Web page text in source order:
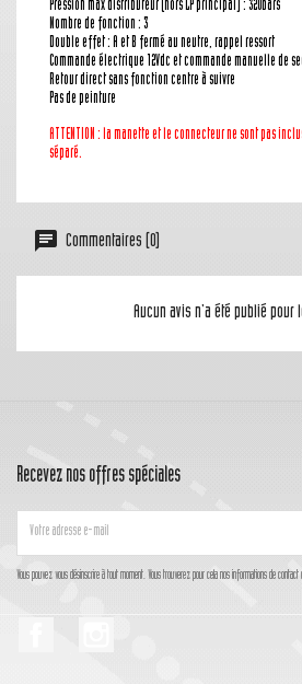
Pression max distributeur (hors LP principal) : 320bars
Nombre de fonction : 3
Double effet : A et B fermé au neutre, rappel ressort
Commande électrique 12Vdc et commande manuelle de
Retour direct sans fonction centre à suivre
Pas de peinture
ATTENTION : la manette et le connecteurne sont pas
séparé.
Commentaires (0)
Aucun avis n'a été publié pour
Recevez nos offres spéciales
Vous pouvez vous désinscrire à tout moment. Vous trouverez pour cela nos informations de contact